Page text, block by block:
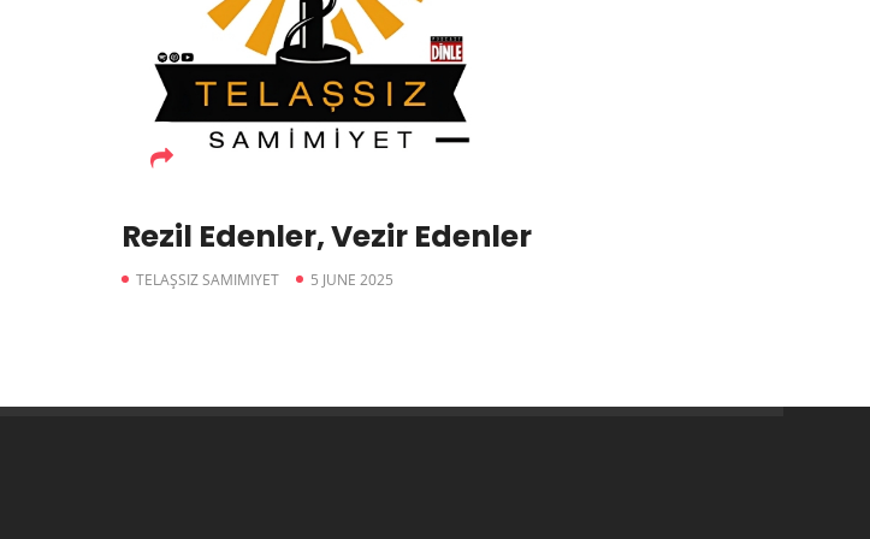
Rezil Edenler, Vezir Edenler
TELAŞSIZ SAMIMIYET 5 JUNE 2025